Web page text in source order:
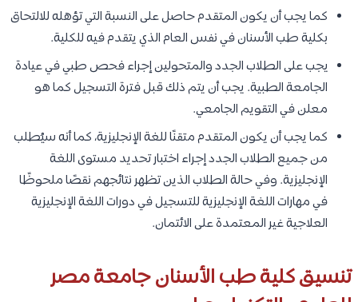
كما يجب أن يكون المتقدم حاصل على النسبة التي تؤهله للالتحاق
بكلية طب الأسنان في نفس العام الذي يتقدم فيه للكلية.
يجب على الطلاب الجدد والمتحولين إجراء فحص طبي في عيادة
الجامعة الطبية. يجب أن يتم ذلك قبل فترة التسجيل كما هو
معلن في التقويم الجامعي.
كما يجب أن يكون المتقدم متقنًا للغة الإنجليزية، كما أنه سيُطلب
من جميع الطلاب الجدد إجراء اختبار تحديد مستوى اللغة
الإنجليزية. وفي حالة الطلاب الذين تظهر نتائجهم نقصًا ملحوظًا
في مهارات اللغة الإنجليزية للتسجيل في دورات اللغة الإنجليزية
العلاجية غير المعتمدة على الائتمان.
تنسيق كلية طب الأسنان جامعة مصر